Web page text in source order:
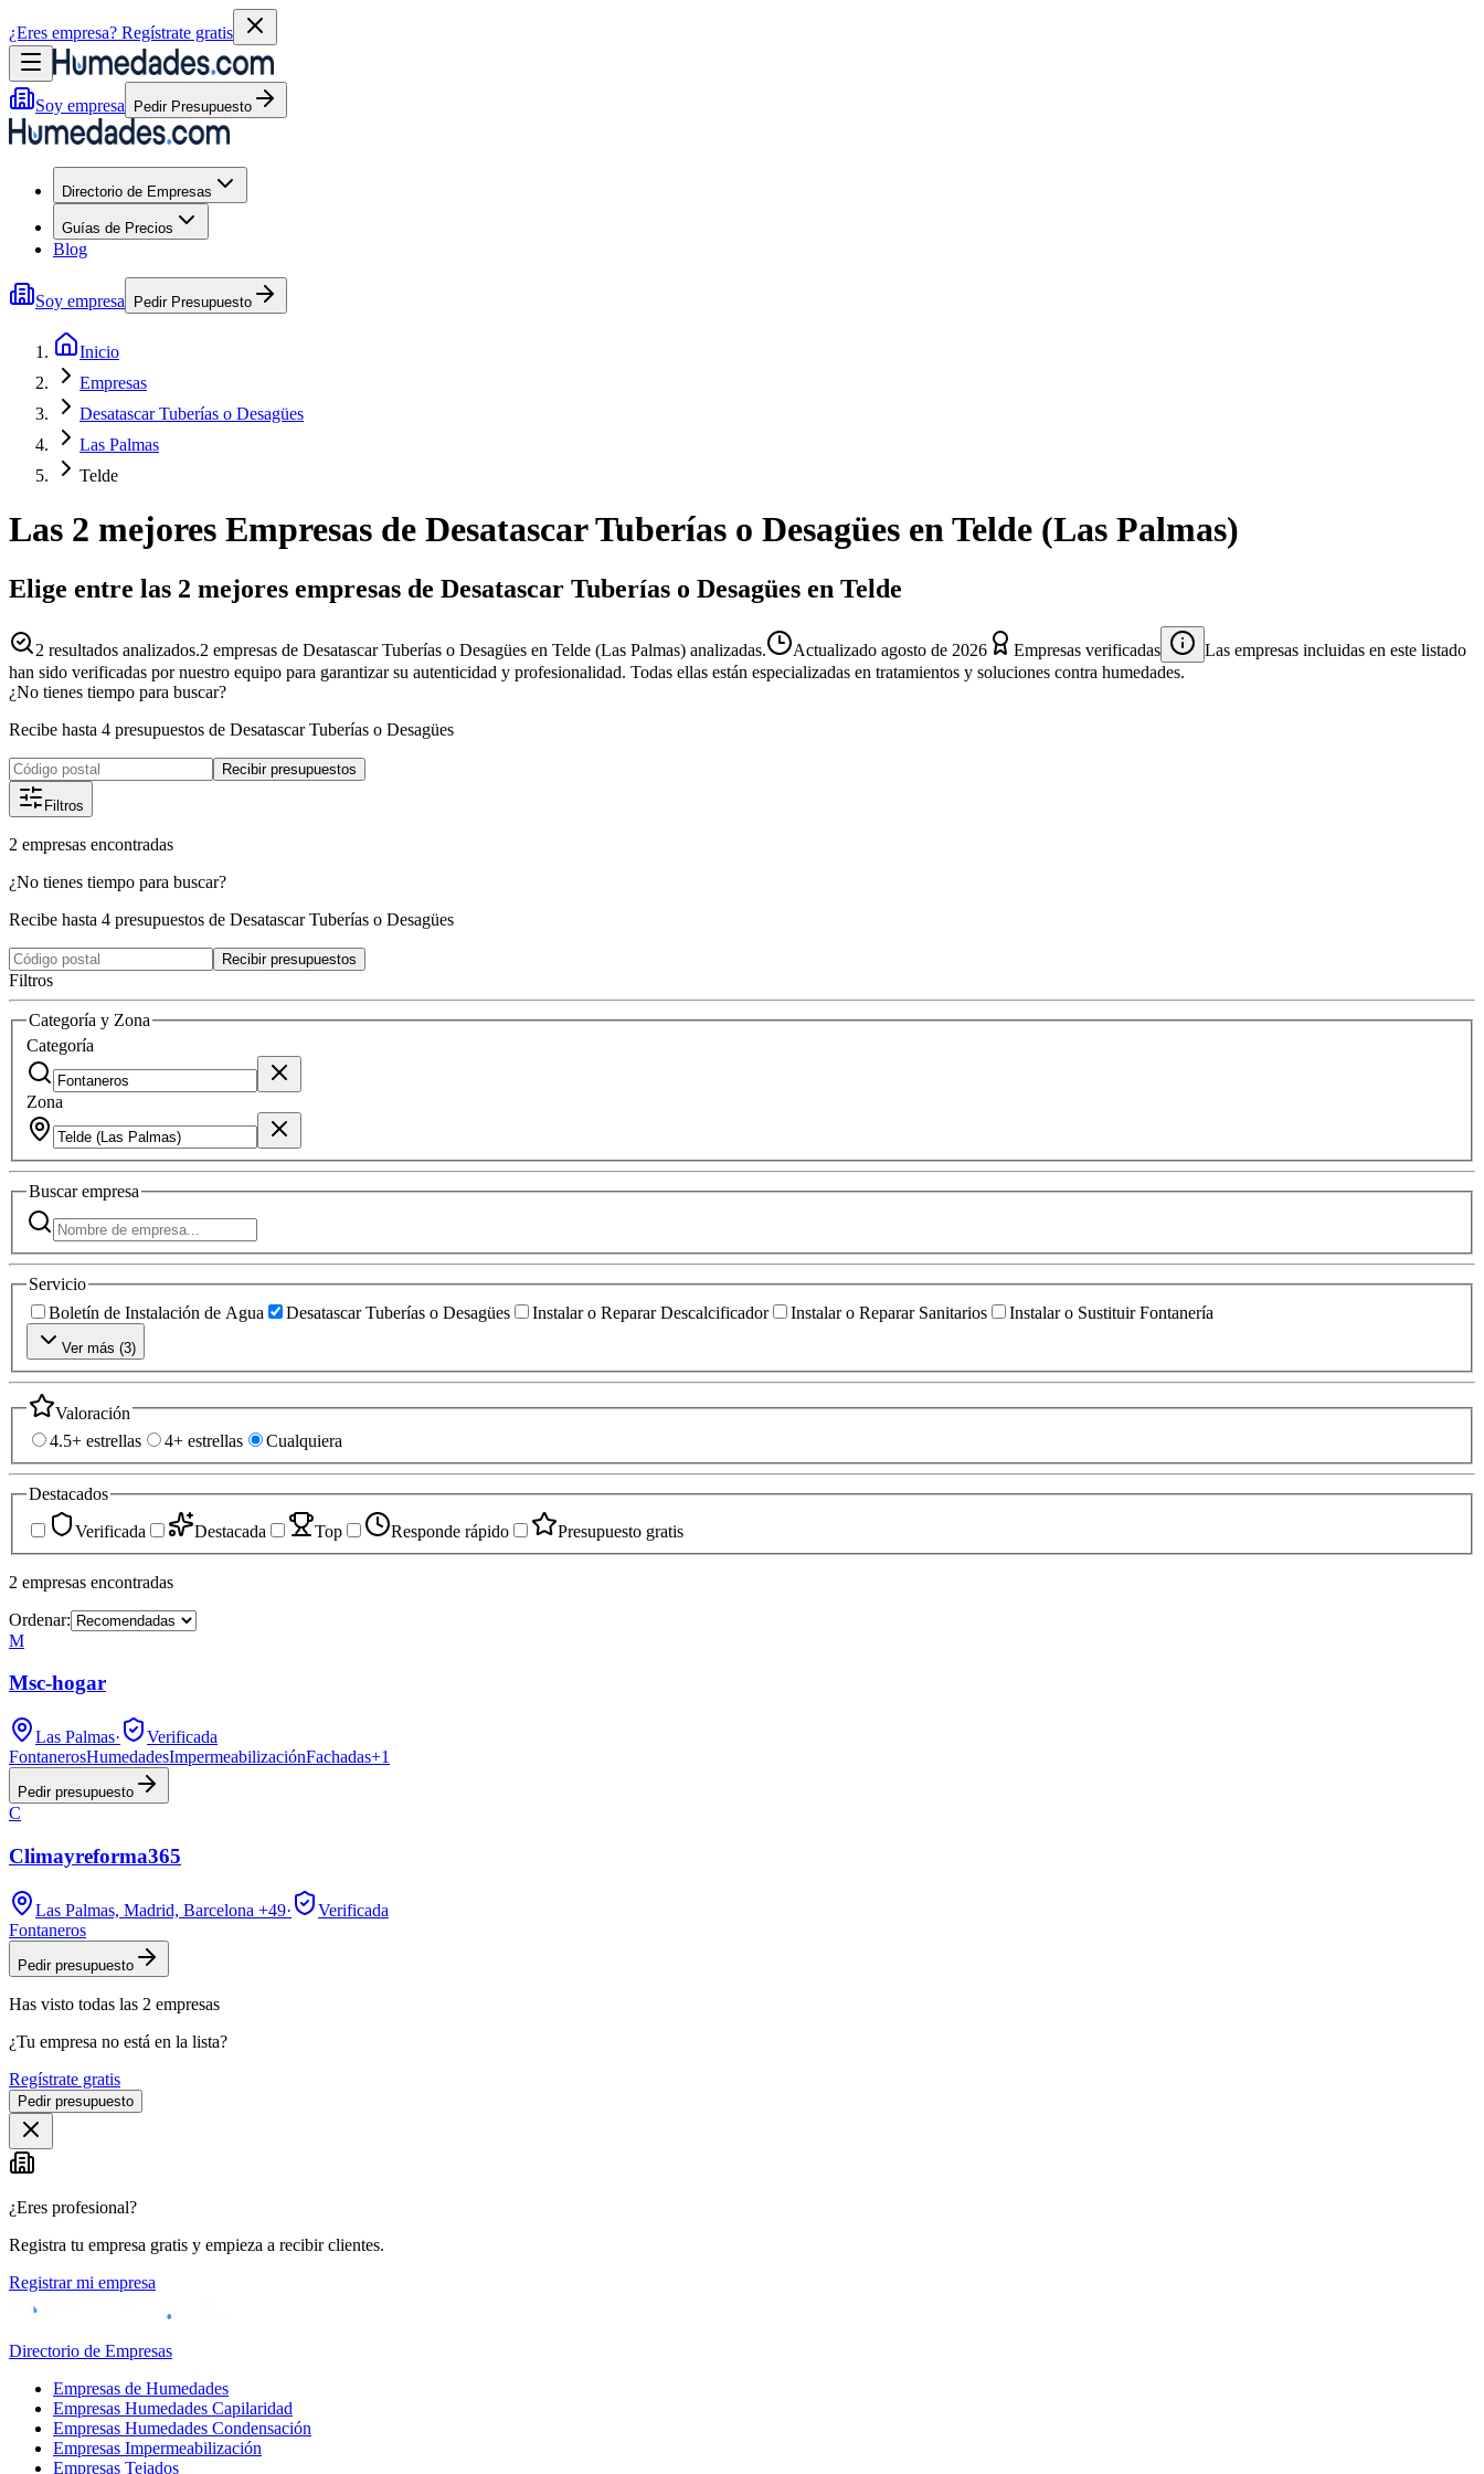
¿Eres empresa? Regístrate gratis
Soy empresa Pedir Presupuesto
Directorio de Empresas
Guías de Precios
Blog
Soy empresa Pedir Presupuesto
Inicio
Empresas
Desatascar Tuberías o Desagües
Las Palmas
Telde
Las 2 mejores Empresas de Desatascar Tuberías o Desagües enTelde (Las Palmas)
Elige entre las 2 mejores empresas de Desatascar Tuberías o Desagües en Telde
2 resultados analizados.2 empresas de Desatascar Tuberías o Desagües en Telde (Las Palmas) analizadas. Actualizado agosto de 2026 Empresas verificadas
Las empresas incluidas en este listado
han sido verificadas por nuestro equipo para garantizar su autenticidad y profesionalidad. Todas ellas están especializadas en tratamientos y soluciones contra humedades.
¿No tienes tiempo para buscar?
Recibe hasta 4 presupuestos de Desatascar Tuberías o Desagües
Recibir presupuestos
Filtros
2 empresas encontradas
¿No tienes tiempo para buscar?
Recibe hasta 4 presupuestos de Desatascar Tuberías o Desagües
Recibir presupuestos
Filtros
Categoría y Zona
Categoría
Zona
Buscarempresa
Servicio
Boletín de Instalación de Agua
Desatascar Tuberías o Desagües Instalar o Reparar Descalcificador Instalar o Reparar Sanitarios Instalar o Sustituir Fontanería
Ver más (3)
Valoración
4.5+ estrellas
4+ estrellas Cualquiera
Destacados
Verificada
Destacada Top Responde rápido Presupuesto gratis
2 empresas encontradas
Ordenar:
M
Msc-hogar
Las Palmas·
Verificada
FontanerosHumedadesImpermeabilizaciónFachadas+1
Pedir presupuesto
C
Climayreforma365
Las Palmas, Madrid, Barcelona +49·
Verificada
Fontaneros
Pedir presupuesto
Has visto todas las 2 empresas
¿Tu empresa no está en la lista?
Regístrate gratis
Pedir presupuesto
¿Eres profesional?
Registra tu empresa gratis y empieza a recibir clientes.
Registrar mi empresa
Directorio de Empresas
Empresas de Humedades
Empresas Humedades Capilaridad
Empresas Humedades Condensación
Empresas Impermeabilización
Empresas Tejados